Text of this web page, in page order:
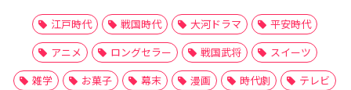
江戸時代 戦国時代 大河ドラマ
平安時代
アニメ
ロングセラー 戦国武将
スイーツ
雑学
お菓子 幕末 漫画 時代劇
テレビ